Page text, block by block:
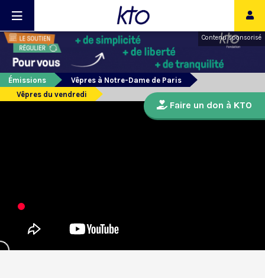
Contenu sponsorisé
Émissions
Vêpres à Notre-Dame de Paris
Vêpres du vendredi
Faire un don à KTO